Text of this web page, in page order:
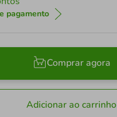
pagamento
Comprar agora
Adicionar ao carrinho